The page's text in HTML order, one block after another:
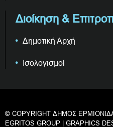
Διοίκηση &
Δημοτική Αρχή
Ισολογισμοί
© COPYRIGHT ΔΗΜΟΣ
EGRITOS GROUP | GRAPHICS